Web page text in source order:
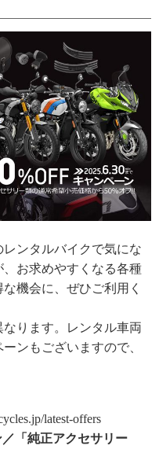
ンタルバイクで気にな
お求めやすくなる各種
機会に、ぜひご利用く
ります。レンタル車両
ンもございますので、
latest-offers
「純正アクセサリー